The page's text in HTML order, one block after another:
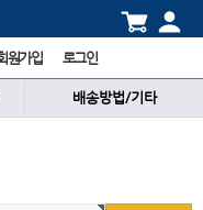
원가입 로그인
배송방법/기타